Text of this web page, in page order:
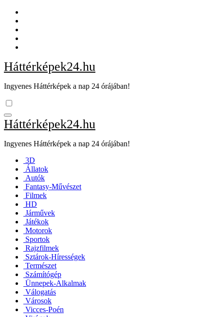
Skip
content
Háttérképek24.hu
Ingyenes Háttérképek a nap 24 órájában!
Háttérképek24.hu
Ingyenes Háttérképek a nap 24 órájában!
3D
Állatok
Autók
Fantasy-Művészet
Filmek
HD
Járművek
Játékok
Motorok
Sportok
Rajzfilmek
Sztárok-Hírességek
Természet
Számítógép
Ünnepek-Alkalmak
Válogatás
Városok
Vicces-Poén